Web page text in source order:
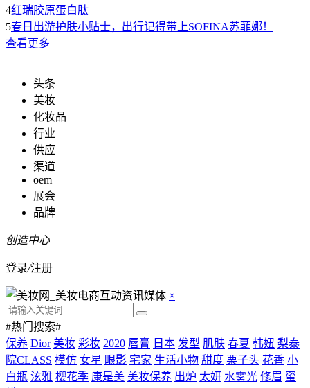
4红瑞胶原蛋白肽
5春日出游护肤小贴士，出行记得带上SOFINA苏菲娜！
查看更多
头条
美妆
化妆品
行业
供应
渠道
oem
展会
品牌
创造中心
登录/注册
×
#热门搜索#
保养 Dior 美妆 彩妆 2020 唇膏 日本 发型 肌肤 春夏 韩妞 梨泰
院CLASS 模仿 女星 眼影 宅家 生活小物 甜度 栗子头 花香 小
白瓶 泫雅 樱花季 康是美 美妆保养 出炉 太妍 水雾光 修眉 蜜